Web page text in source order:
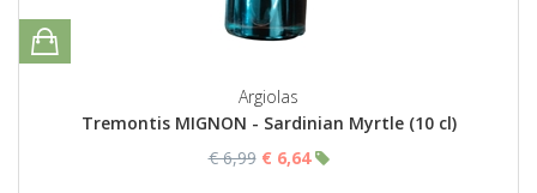
Argiolas
Tremontis MIGNON - Sardinian Myrtle (10 cl)
€ 6,99 € 6,64